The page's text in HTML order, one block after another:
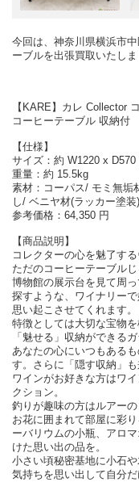
今回は、神奈川県横浜市
ーブルを出張買取いたしま
【KARE】カレ Collector
コーヒーテーブル 収納付
【仕様】
サイズ：約 W1220 x
重量：約 15.5kg
素材：コーパス/ モミ無垢
し/ ベニヤ材(ラッカー塗
参考価格：64,350 円
【商品説明】
コレクターの心を魅了す
ただのコーヒーテーブル
博物館の展示台を見て周
探すような、ワイナリー
思い起こさせてくれます。
特徴としては大切な宝物
「魅せる」収納ができる
あなたの心にいつもある
す。さらに「隠す収納」
ワインがお好きな方はワ
クション。
釣りが趣味の方はルアーの
お花に囲まれて部屋に彩
ーバリウムの小瓶、アロ
けた思い出の品を。
小さい頃秘密基地に小石
気持ちを思い出して自分